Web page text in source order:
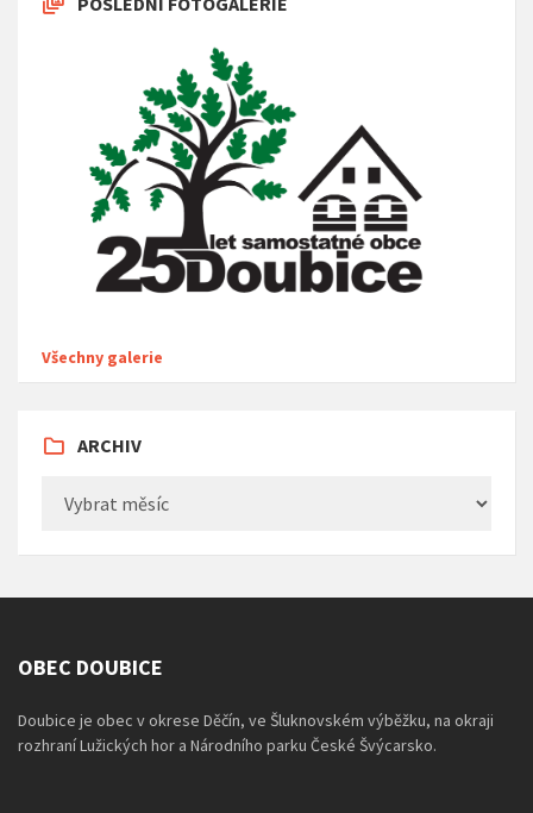
Všechny galerie
ARCHIV
OBEC DOUBICE
Doubice je obec v okrese Děčín, ve Šluknovském výběžku, na okraji
rozhraní Lužických hor a Národního parku České Švýcarsko.